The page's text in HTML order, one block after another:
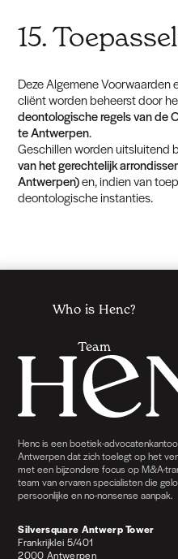
15.
Deze Algemene Voorwaarden
cliënt worden beheerst door
deontologische regels van de
te Antwerpen.
Geschillen worden uitsluitend
van het gerechtelijk
Antwerpen)en, indien van
deontologische instanties.
Who is Henc?
Team
Henc is een boetiek-
Antwerpen dat zich toelegt op het
met een bijzondere focus op M&A-
team van ervaren specialisten die
persoonlijke en no-nonsense aanpak.
Silversquare Antwerp Tower
Frankrijklei 5/401
2000 Antwerpen